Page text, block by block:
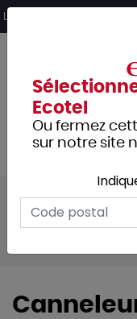
Livraison offerte dès
Tous les produits
Coutellerie
Ecotel
Ou fermez
sur notre site
Panneau de gestion